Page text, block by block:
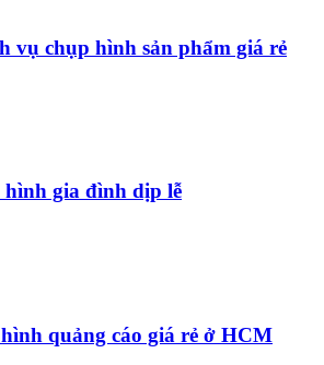
vụ chụp hình sản phẩm giá rẻ
gia đình dịp lễ
quảng cáo giá rẻ ở HCM